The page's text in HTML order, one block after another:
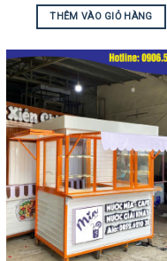
THÊM VÀO GIỎ HÀNG